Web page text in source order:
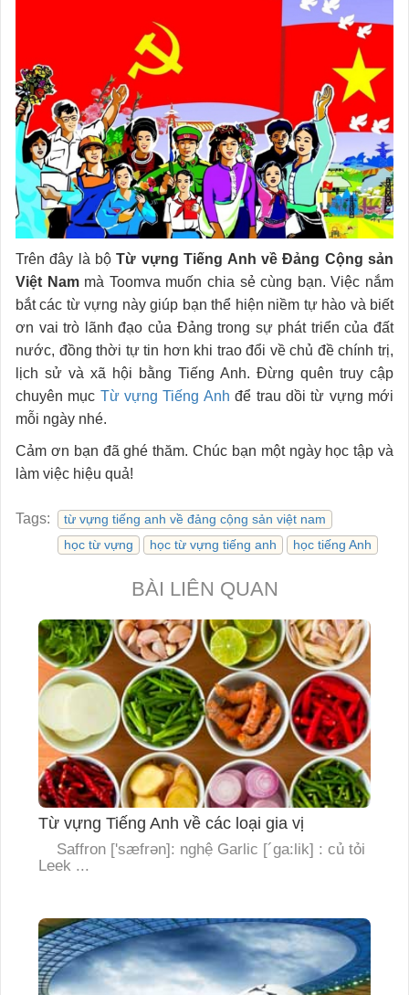
Trên đây là bộTừ vựng Tiếng Anh về Đảng Cộng sản
Việt Nammà Toomva muốn chia sẻ cùng bạn. Việc nắm
bắt các từ vựng này giúp bạn thể hiện niềm tự hào và biết
ơn vai trò lãnh đạo của Đảng trong sự phát triển của đất
nước, đồng thời tự tin hơn khi trao đổi về chủ đề chính trị,
lịch sử và xã hội bằng Tiếng Anh. Đừng quên truy cập
chuyên mục Từ vựng Tiếng Anh để trau dồi từ vựng mới
mỗi ngày nhé.
Cảm ơn bạn đã ghé thăm. Chúc bạn một ngày học tập và
làm việc hiệu quả!
Tags:
từ vựng tiếng anh về đảng cộng sản việt nam
học từ vựng
học từ vựng tiếng anh học tiếng Anh
BÀI LIÊN QUAN
Từ vựng Tiếng Anh về các loại gia vị
Saffron ['sæfrən]: nghệ Garlic [´ga:lik] : củ tỏi
Leek ...